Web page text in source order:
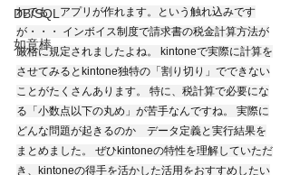
DB/SQL
如意棒
れでも　アプリが作れます。という触れ込みです
が・・・ インボイス制度で請求書の税金計算方法が
厳格に規定されましたよね。 kintoneで実際に計算を
させてみるとkintone独特の「割り切り」でできない
ことがたくさんあります。 特に、税計算で必要にな
る「小数点以下の丸め」が苦手なんですね。 実際に
どんな問題が起きるのか　データ定義と実行結果を
まとめました。 ぜひkintoneの特性を理解していただ
き、kintoneの得手を活かした活用をおすすめしたい